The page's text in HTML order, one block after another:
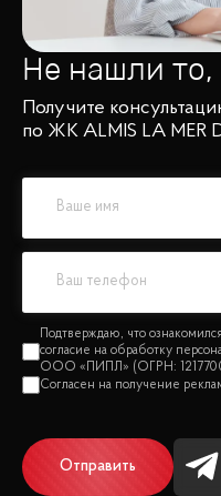
Не нашли то,
Получите
по ЖК ALMIS LA MER
Отправить